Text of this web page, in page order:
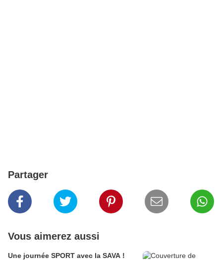
Partager
Vous aimerez aussi
Une journée SPORT avec la SAVA !